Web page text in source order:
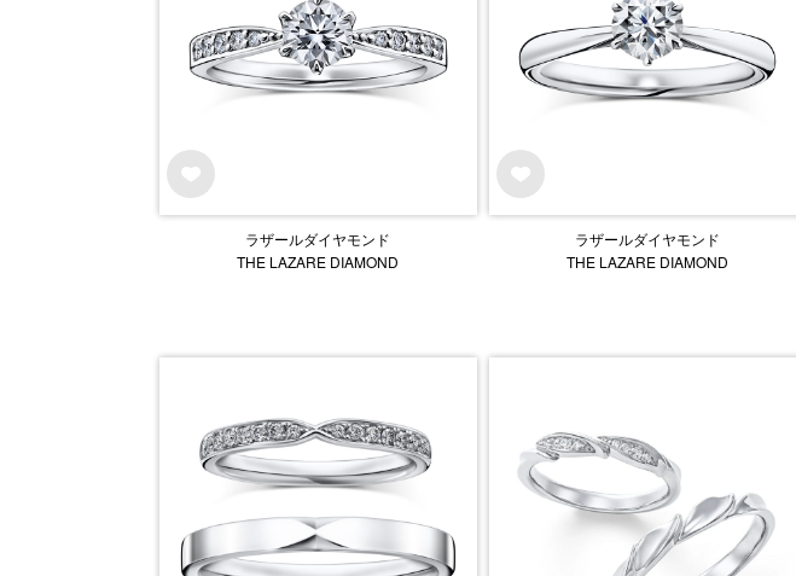
ラザールダイヤモンド
THE LAZARE DIAMOND
ラザールダイヤモンド
THE LAZARE DIAMOND